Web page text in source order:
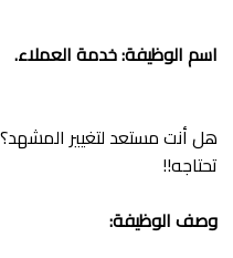
اسم الوظيفة: خدمة العملاء.
هل أنت مستعد لتغيير
تحتاجه!!
وصف الوظيفة: